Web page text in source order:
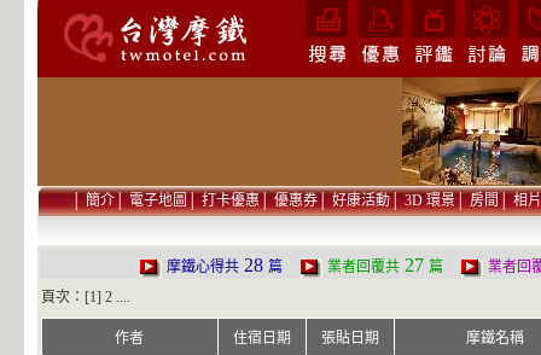
│簡介│電子地圖│打卡優惠│優惠券│好康活動│3D 環景│房間│相片
摩鐵心得共28 篇 業者回覆共27 篇
業者回
頁次：[1] 2....
作者 住宿日期 張貼日期
摩鐵名稱